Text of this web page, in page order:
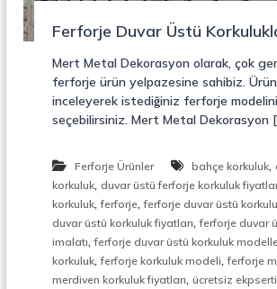
n
k
i
y
o
n
e
l
i
k
M
e
r
d
Ferforje Duvar Üstü
Mert Metal Dekorasyon olarak, çok
ferforje ürün yelpazesine sahibiz.
inceleyerek istediğiniz ferforje modelini
seçebilirsiniz. Mert Metal Dekorasyon
Ferforje Ürünler bahçe korkuluk,
korkuluk, duvar üstü ferforje korkuluk
korkuluk,ferforje,ferforje duvar üstü
duvar üstü korkuluk fiyatları,ferforje duvar
imalatı,ferforje duvar üstü korkuluk
korkuluk,ferforje korkuluk modeli,ferforje
merdiven korkuluk fiyatları, ücretsiz